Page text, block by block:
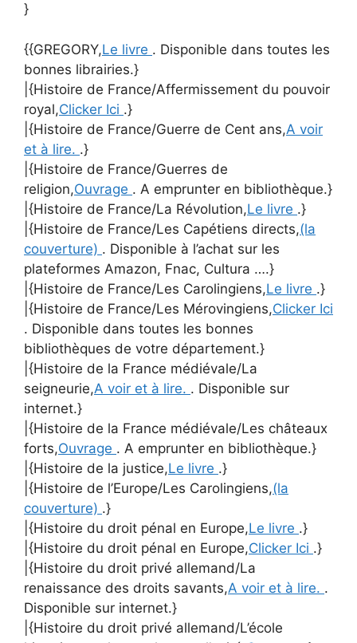
}
{{GREGORY,Le livre . Disponible dans toutes les
bonnes librairies.}
|{Histoire de France/Affermissement du pouvoir
royal,Clicker Ici .}
|{Histoire de France/Guerre de Cent ans,A voir
et à lire. .}
|{Histoire de France/Guerres de
religion,Ouvrage . A emprunter en bibliothèque.}
|{Histoire de France/La Révolution,Le livre .}
|{Histoire de France/Les Capétiens directs,(la
couverture) . Disponible à l’achat sur les
plateformes Amazon, Fnac, Cultura ….}
|{Histoire de France/Les Carolingiens,Le livre .}
|{Histoire de France/Les Mérovingiens,Clicker Ici
. Disponible dans toutes les bonnes
bibliothèques de votre département.}
|{Histoire de la France médiévale/La
seigneurie,A voir et à lire. . Disponible sur
internet.}
|{Histoire de la France médiévale/Les châteaux
forts,Ouvrage . A emprunter en bibliothèque.}
|{Histoire de la justice,Le livre .}
|{Histoire de l’Europe/Les Carolingiens,(la
couverture) .}
|{Histoire du droit pénal en Europe,Le livre .}
|{Histoire du droit pénal en Europe,Clicker Ici .}
|{Histoire du droit privé allemand/La
renaissance des droits savants,A voir et à lire. .
Disponible sur internet.}
|{Histoire du droit privé allemand/L’école